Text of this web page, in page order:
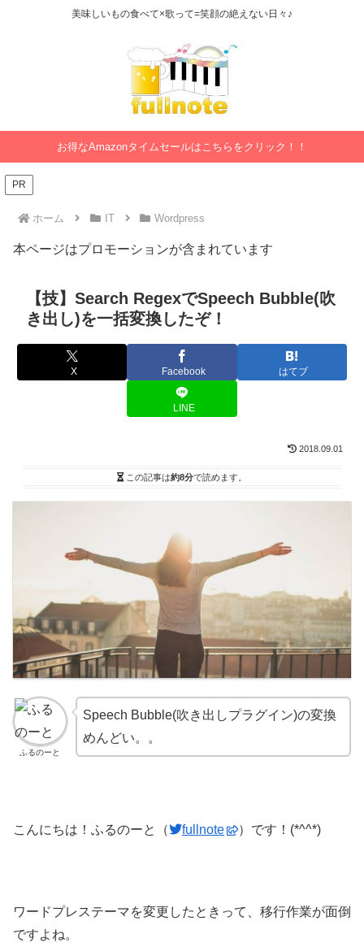
美味しいもの食べて×歌って=笑顔の絶えない日々♪
お得なAmazonタイムセールはこちらをクリック！！
PR
ホーム IT Wordpress
本ページはプロモーションが含まれています
【技】Search RegexでSpeech Bubble(吹
き出し)を一括変換したぞ！
X Facebook はてブ
LINE
2018.09.01
この記事は約8分で読めます。
ふるのーと
Speech Bubble(吹き出しプラグイン)の変換
めんどい。。
こんにちは！ふるのーと（ fullnote ）です！(*^^*)
ワードプレステーマを変更したときって、移行作業が面倒
ですよね。